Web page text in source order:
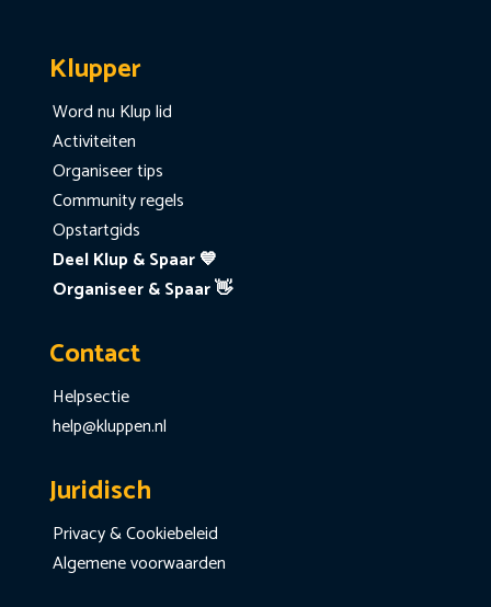
Klupper
Word nu Klup lid
Activiteiten
Organiseer tips
Community regels
Opstartgids
Deel Klup & Spaar 💙
Organiseer & Spaar 👋
Contact
Helpsectie
help@kluppen.nl
Juridisch
Privacy & Cookiebeleid
Algemene voorwaarden